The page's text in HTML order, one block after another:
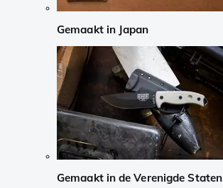
Gemaakt in Japan
Gemaakt in de Verenigde Staten